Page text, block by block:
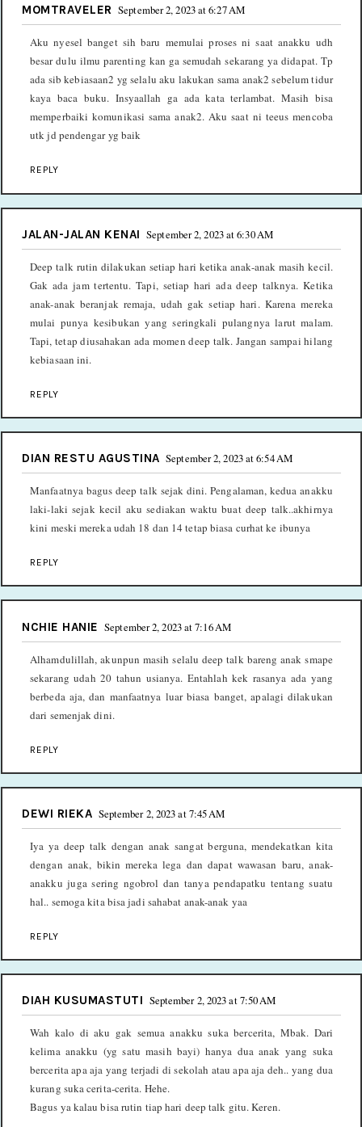
MOMTRAVELER September 2, 2023 at 6:27 AM
Aku nyesel banget sih baru memulai proses ni saat anakku udh
besar dulu ilmu parenting kan ga semudah sekarang ya didapat. Tp
ada sib kebiasaan2 yg selalu aku lakukan sama anak2 sebelum tidur
kaya baca buku. Insyaallah ga ada kata terlambat. Masih bisa
memperbaiki komunikasi sama anak2. Aku saat ni teeus mencoba
utk jd pendengar yg baik
REPLY
JALAN-JALAN KENAI September 2, 2023 at 6:30 AM
Deep talk rutin dilakukan setiap hari ketika anak-anak masih kecil.
Gak ada jam tertentu. Tapi, setiap hari ada deep talknya. Ketika
anak-anak beranjak remaja, udah gak setiap hari. Karena mereka
mulai punya kesibukan yang seringkali pulangnya larut malam.
Tapi, tetap diusahakan ada momen deep talk. Jangan sampai hilang
kebiasaan ini.
REPLY
DIAN RESTU AGUSTINA September 2, 2023 at 6:54 AM
Manfaatnya bagus deep talk sejak dini. Pengalaman, kedua anakku
laki-laki sejak kecil aku sediakan waktu buat deep talk..akhirnya
kini meski mereka udah 18 dan 14 tetap biasa curhat ke ibunya
REPLY
NCHIE HANIE September 2, 2023 at 7:16 AM
Alhamdulillah, akunpun masih selalu deep talk bareng anak smape
sekarang udah 20 tahun usianya. Entahlah kek rasanya ada yang
berbeda aja, dan manfaatnya luar biasa banget, apalagi dilakukan
dari semenjak dini.
REPLY
DEWI RIEKA September 2, 2023 at 7:45 AM
Iya ya deep talk dengan anak sangat berguna, mendekatkan kita
dengan anak, bikin mereka lega dan dapat wawasan baru, anak-
anakku juga sering ngobrol dan tanya pendapatku tentang suatu
hal.. semoga kita bisa jadi sahabat anak-anak yaa
REPLY
DIAH KUSUMASTUTI September 2, 2023 at 7:50 AM
Wah kalo di aku gak semua anakku suka bercerita, Mbak. Dari
kelima anakku (yg satu masih bayi) hanya dua anak yang suka
bercerita apa aja yang terjadi di sekolah atau apa aja deh.. yang dua
kurang suka cerita-cerita. Hehe.
Bagus ya kalau bisa rutin tiap hari deep talk gitu. Keren.